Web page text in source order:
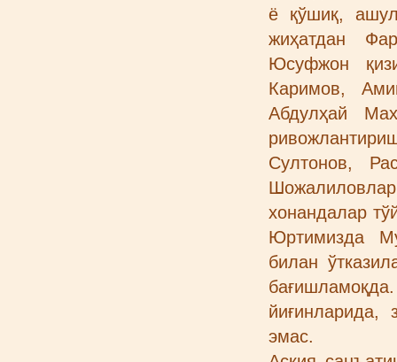
ё қўшиқ,
жиҳатдан
Юсуфжон
Каримов,
Абдулҳай
Султонов,
хонандалар
Юртимизда
билан
йиғинларида,
эмас.